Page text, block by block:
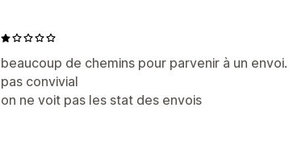
beaucoup de chemins pour parvenir à un envoi.
pas convivial
on ne voit pas les stat des envois